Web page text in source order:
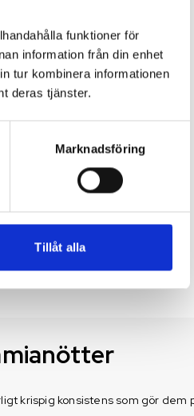
funktioner för
information från din enhet
tur kombinera informationen
deras tjänster.
Marknadsföring
Tillåt alla
krispig konsistens som gör dem